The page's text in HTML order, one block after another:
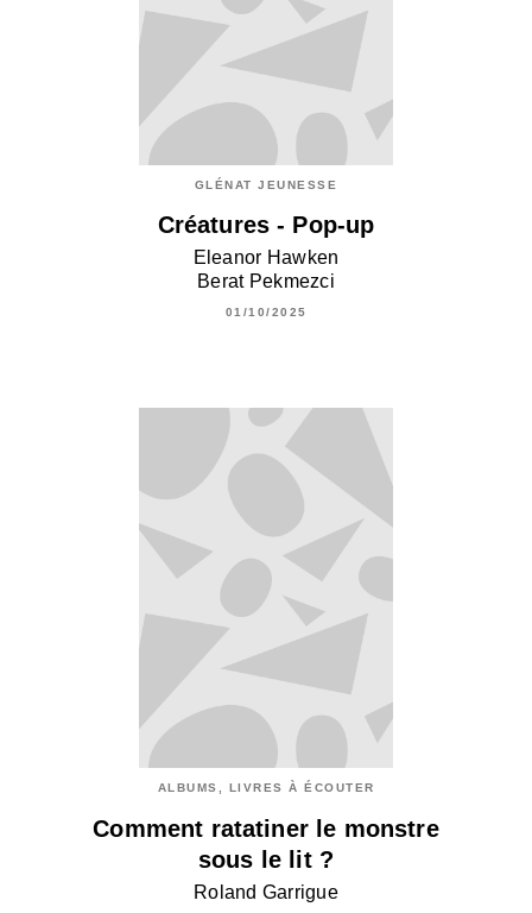
GLÉNAT JEUNESSE
Créatures - Pop-up
Eleanor Hawken
Berat Pekmezci
01/10/2025
ALBUMS, LIVRES À ÉCOUTER
Comment ratatiner le monstre
sous le lit ?
Roland Garrigue